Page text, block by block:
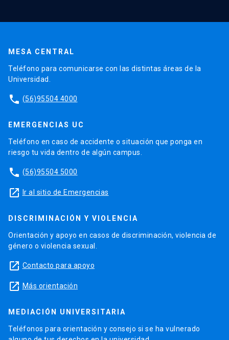
MESA CENTRAL
Teléfono para comunicarse con las distintas áreas de la
Universidad.
phone (56)95504 4000
EMERGENCIAS UC
Teléfono en caso de accidente o situación que ponga en
riesgo tu vida dentro de algún campus.
phone (56)95504 5000
launch Ir al sitio de Emergencias
DISCRIMINACIÓN Y VIOLENCIA
Orientación y apoyo en casos de discriminación, violencia de
género o violencia sexual.
launch Contacto para apoyo
launch Más orientación
MEDIACIÓN UNIVERSITARIA
Teléfonos para orientación y consejo si se ha vulnerado